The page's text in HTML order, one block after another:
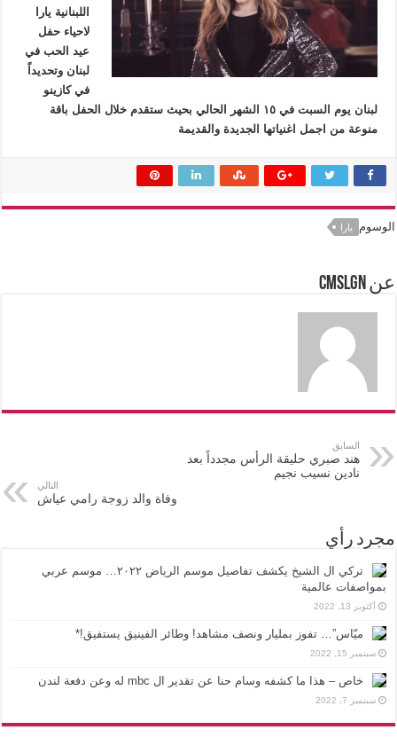
اللبنانية يارا
لاحياء حفل
عيد الحب في
لبنان وتحديداً
في كازينو
لبنان يوم السبت في ١٥ الشهر الحالي بحيث ستقدم خلال الحفل باقة
منوعة من اجمل اغنياتها الجديدة والقديمة
الوسوم يارا
عن cmslgn
السابق
هند صبري حليقة الرأس مجدداً بعد
نادين نسيب نجيم
التالي
وفاة والد زوجة رامي عياش
مجرد رأي
تركي ال الشيخ يكشف تفاصيل موسم الرياض ٢٠٢٢… موسم عربي
بمواصفات عالمية
أكتوبر 13, 2022
ميّاس”… تفوز بمليار ونصف مشاهد! وطائر الفينيق يستفيق!*
سبتمبر 15, 2022
خاص – هذا ما كشفه وسام حنا عن تقدير ال mbc له وعن دفعة لندن
سبتمبر 7, 2022